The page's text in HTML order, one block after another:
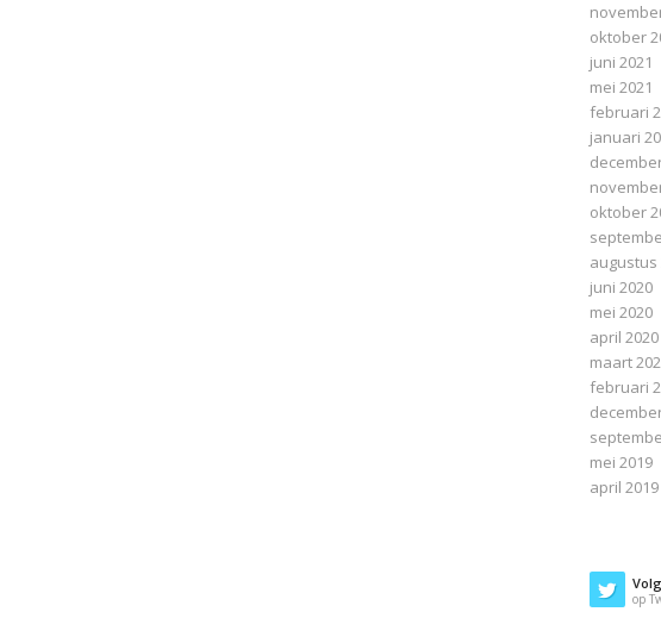
oktober
juni 2021
mei 2021
februari
januari
oktober
augustus
juni 2020
mei 2020
april 2020
maart
februari
mei 2019
april 2019
Volg
op